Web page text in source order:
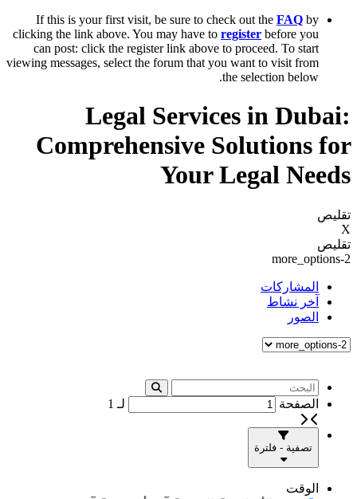
If this is your first visit, be sure to check out the FAQ by
clicking the link above. You may have to register before you
can post: click the register link above to proceed. To start
viewing messages, select the forum that you want to visit from
the selection below.
Legal Services in Dubai:
Comprehensive Solutions for
Your Legal Needs
تقليص
X
تقليص
more_options-2
المشاركات
آخر نشاط
الصور
الصفحة لـ 1
تصفية - فلترة
الوقت